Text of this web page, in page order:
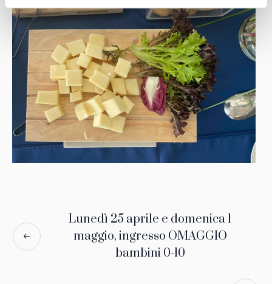
Lunedì 25 aprile e domenica 1
maggio, ingresso OMAGGIO
bambini 0-10